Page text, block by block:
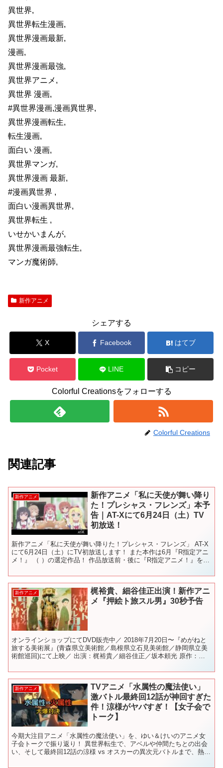
異世界,
異世界転生漫画,
異世界漫画最新,
漫画,
異世界漫画最強,
異世界アニメ,
異世界 漫画,
#異世界漫画,漫画異世界,
異世界漫画転生,
転生漫画,
面白い 漫画,
異世界マンガ,
異世界漫画 最新,
#漫画異世界 ,
面白い漫画異世界,
異世界転生 ,
いせかいまんが,
異世界漫画最強転生,
マンガ魔術師,
新作アニメ
シェアする
X Facebook はてブ
Pocket LINE コピー
Colorful Creationsをフォローする
Colorful Creations
関連記事
新作アニメ
新作アニメ「私に天使が舞い降り
た！プレシャス・フレンズ」本予
告｜AT-Xにて6月24日（土）TV
初放送！
新作アニメ「私に天使が舞い降りた！プレシャス・フレンズ」 AT-X
にて6月24日（土）にTV初放送します！ また本作は6月『R指定アニ
メ！』 （ ）の選定作品！ 作品放送前・後に『R指定アニメ！』をお
新作アニメ
梶裕貴、細谷佳正出演！新作アニ
メ『押絵ト旅スル男』30秒予告
オンラインショップにてDVD販売中／ 2018年7月20日〜『めがねと
旅する美術展』(青森県立美術館／島根県立石見美術館／静岡県立美
術館巡回)にて上映／ 出演：梶裕貴／細谷佳正／坂本頼光 原作：江
新作アニメ
TVアニメ「水属性の魔法使い」
激バトル最終回12話が神回すぎた
件！涼様がヤバすぎ！【女子会で
トーク】
今期大注目アニメ「水属性の魔法使い」を、ゆい＆けいのアニメ女
子会トークで振り返り！ 異世界転生で、アベルや仲間たちとの出会
い、そして最終回12話の涼様 vs オスカーの異次元バトルまで、熱量